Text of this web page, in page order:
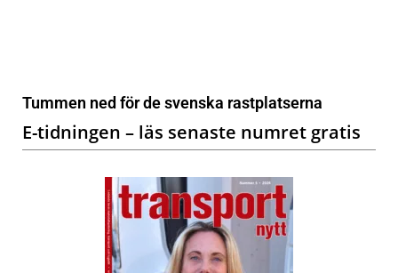
Tummen ned för de svenska rastplatserna
E-tidningen – läs senaste numret gratis